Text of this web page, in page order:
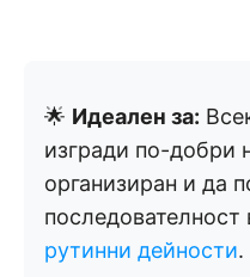
🌟 Идеален за:
изгради по-добри
организиран и да
последователност
рутинни дейности.